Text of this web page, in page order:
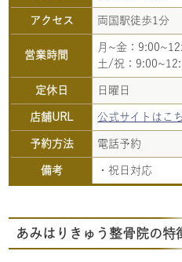
アクセス 両国駅徒歩1分
営業時間
月~金：
土/祝：
定休日 日曜日
店舗URL 公式サイトはこ
予約方法 電話予約
備考 ・祝日対応
あみはりきゅう整骨院の特